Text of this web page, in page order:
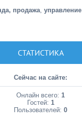
продажа управление
СТАТИСТИКА
Сейчас на сайте:
Онлайн всего: 1
Гостей: 1
Пользователей: 0